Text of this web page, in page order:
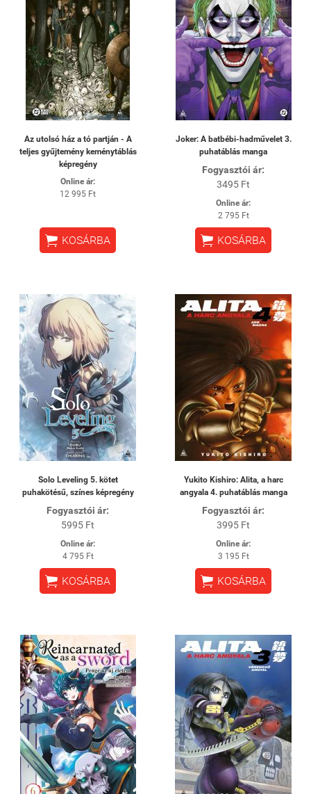
Az utolsó ház a tó partján - A
teljes gyűjtemény keménytáblás
képregény
Online ár:
12 995 Ft
 KOSÁRBA
Joker: A batbébi-hadművelet 3.
puhatáblás manga
Fogyasztói ár:
3495 Ft
Online ár:
2 795 Ft
 KOSÁRBA
Solo Leveling 5. kötet
puhakötésű, színes képregény
Fogyasztói ár:
5995 Ft
Online ár:
4 795 Ft
 KOSÁRBA
Yukito Kishiro: Alita, a harc
angyala 4. puhatáblás manga
Fogyasztói ár:
3995 Ft
Online ár:
3 195 Ft
 KOSÁRBA